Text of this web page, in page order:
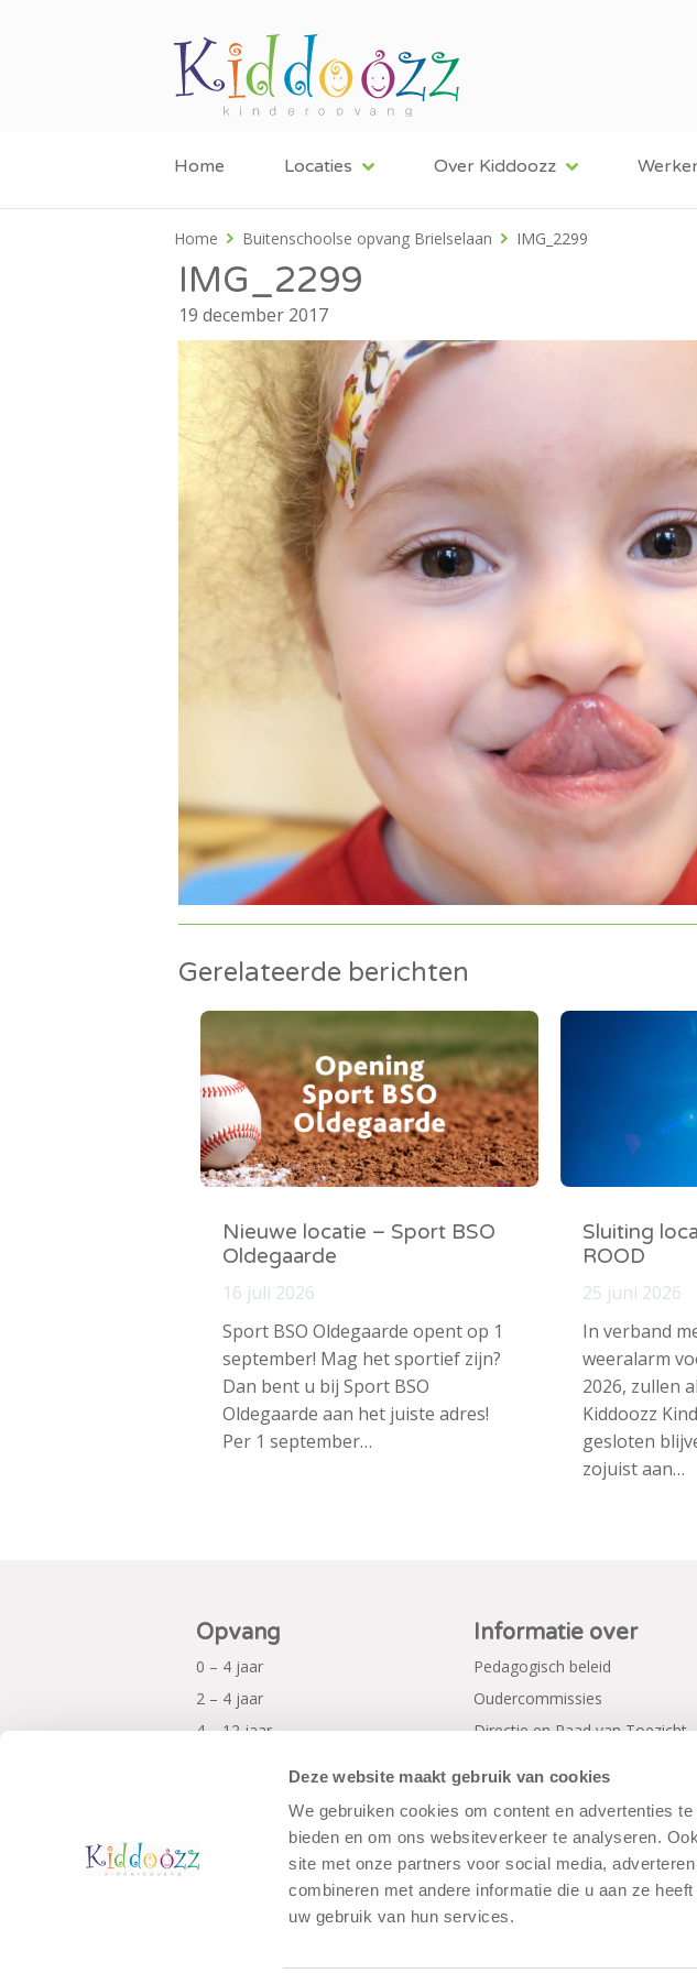
Deze website maakt gebruik van cookies
We gebruiken cookies om content en advertenties
bieden en om ons websiteverkeer te analyseren.
site met onze partners voor social media,
combineren met andere informatie die u aan ze
uw gebruik van hun services.
Home Locaties Over Kiddoozz
Home Buitenschoolse opvang Brielselaan IMG_2299
IMG_2299
19 december 2017
Gerelateerde berichten
Nieuwe locatie – Sport BSO
Oldegaarde
16 juli 2026
Sport BSO Oldegaarde opent op 1
september! Mag het sportief zijn?
Dan bent u bij Sport BSO
Oldegaarde aan het juiste adres!
Per 1 september…
Sluiting
ROOD
25 juni 2026
In verband
weeralarm
2026, zullen
Kiddoozz
gesloten
zojuist aan…
Opvang
0 – 4 jaar
2 – 4 jaar
4 – 12 jaar
Informatie over
Pedagogisch beleid
Oudercommissies
Directie en Raad van Toezicht